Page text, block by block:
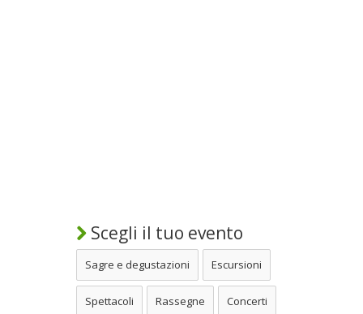
Scegli il tuo evento
Sagre e degustazioni Escursioni
Spettacoli Rassegne Concerti